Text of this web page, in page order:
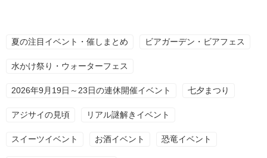
夏の注目イベント・催しまとめ ビアガーデン・ビアフェス
水かけ祭り・ウォーターフェス
2026年9月19日～23日の連休開催イベント 七夕まつり
アジサイの見頃 リアル謎解きイベント
スイーツイベント お酒イベント 恐竜イベント